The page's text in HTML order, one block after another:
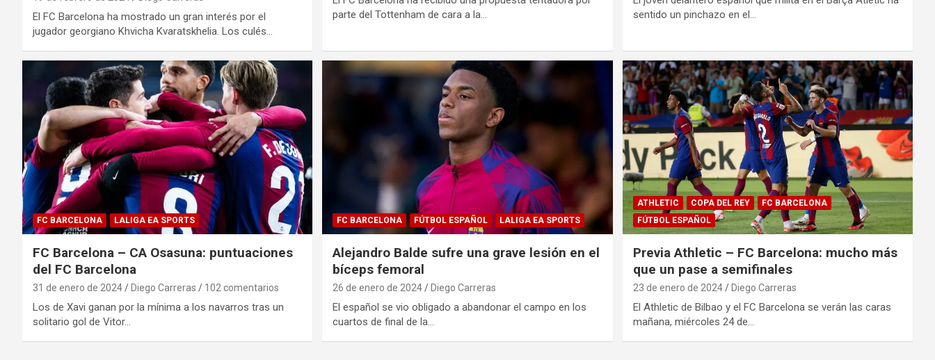
El FC Barcelona ha mostrado un gran interés por el
jugador georgiano Khvicha Kvaratskhelia. Los culés…
parte del Tottenham de cara a la…
sentido un pinchazo en el…
FC BARCELONA LALIGA EA SPORTS
FC Barcelona – CA Osasuna: puntuaciones
del FC Barcelona
31 de enero de 2024 Diego Carreras 102 comentarios
Los de Xavi ganan por la mínima a los navarros tras un
solitario gol de Vitor…
FC BARCELONA FÚTBOL ESPAÑOL LALIGA EA SPORTS
Alejandro Balde sufre una grave lesión en el
bíceps femoral
26 de enero de 2024 Diego Carreras
El español se vio obligado a abandonar el campo en los
cuartos de final de la…
ATHLETIC COPA DEL REY
FC BARCELONA
FÚTBOL ESPAÑOL
Previa Athletic – FC Barcelona: mucho más
que un pase a semifinales
23 de enero de 2024 Diego Carreras
El Athletic de Bilbao y el FC Barcelona se verán las caras
mañana, miércoles 24 de…